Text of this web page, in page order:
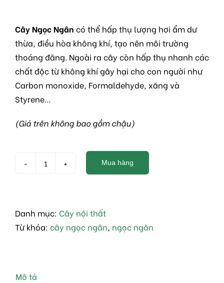
Cây Ngọc Ngân có thể hấp thụ lượng hơi ẩm dư
thừa, điều hòa không khí, tạo nên môi trường
thoáng đãng. Ngoài ra cây còn hấp thụ nhanh các
chất độc từ không khí gây hại cho con người như
Carbon monoxide, Formaldehyde, xăng và
Styrene…
(Giá trên không bao gồm chậu)
Cây
số
lượng
Mua hàng
Danh mục: Cây nội thất
Từ khóa: cây ngọc ngân, ngọc ngân
Mô tả